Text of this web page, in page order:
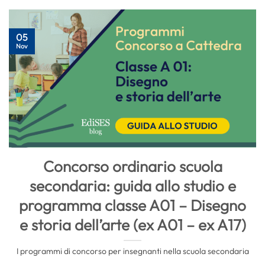
Concorso ordinario scuola
secondaria: guida allo studio e
programma classe A01 – Disegno
e storia dell’arte (ex A01 – ex A17)
I programmi di concorso per insegnanti nella scuola secondaria
05
Nov